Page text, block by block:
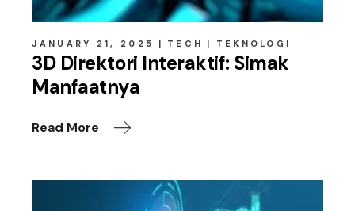
JANUARY 21, 2025 TECH TEKNOLOGI
3D Direktori Interaktif: Simak
Manfaatnya
Read More